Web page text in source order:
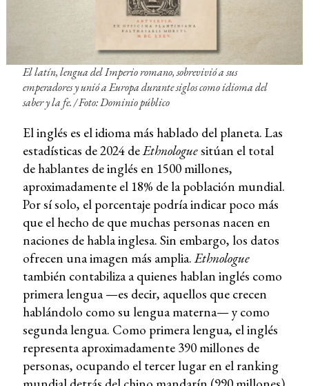
El latín, lengua del Imperio romano, sobrevivió a sus
emperadores y unió a Europa durante siglos como idioma del
saber y la fe. / Foto: Dominio público
El inglés es el idioma más hablado del planeta. Las
estadísticas de 2024 deEthnologuesitúan el total
de hablantes de inglés en 1500 millones,
aproximadamente el 18% de la población mundial.
Por sí solo, el porcentaje podría indicar poco más
que el hecho de que muchas personas nacen en
naciones de habla inglesa. Sin embargo, los datos
ofrecen una imagen más amplia.Ethnologue
también contabiliza a quienes hablan inglés como
primera lengua —es decir, aquellos que crecen
hablándolo como su lengua materna— y como
segunda lengua. Como primera lengua, el inglés
representa aproximadamente 390 millones de
personas, ocupando el tercer lugar en el ranking